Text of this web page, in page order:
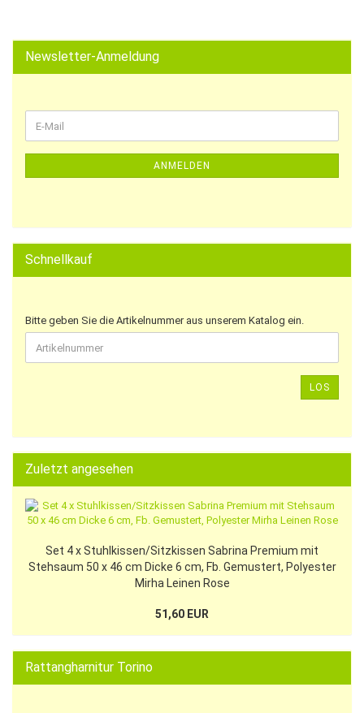
Newsletter-Anmeldung
ANMELDEN
Schnellkauf
Bitte geben Sie die Artikelnummer aus unserem Katalog ein.
LOS
Zuletzt angesehen
Set 4 x Stuhlkissen/Sitzkissen Sabrina Premium mit
Stehsaum 50 x 46 cm Dicke 6 cm, Fb. Gemustert, Polyester
Mirha Leinen Rose
51,60 EUR
Rattangharnitur Torino